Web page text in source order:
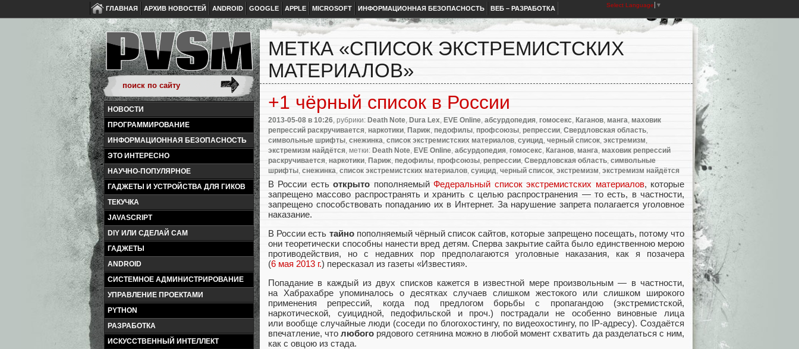
ГЛАВНАЯ АРХИВ НОВОСТЕЙ ANDROID GOOGLE APPLE MICROSOFT ИНФОРМАЦИОННАЯ БЕЗОПАСНОСТЬ ВЕБ – РАЗРАБОТКА Select Language ▼
НОВОСТИ
ПРОГРАММИРОВАНИЕ
ИНФОРМАЦИОННАЯ БЕЗОПАСНОСТЬ
ЭТО ИНТЕРЕСНО
НАУЧНО-ПОПУЛЯРНОЕ
ГАДЖЕТЫ И УСТРОЙСТВА ДЛЯ ГИКОВ
ТЕКУЧКА
JAVASCRIPT
DIY ИЛИ СДЕЛАЙ САМ
ГАДЖЕТЫ
ANDROID
СИСТЕМНОЕ АДМИНИСТРИРОВАНИЕ
УПРАВЛЕНИЕ ПРОЕКТАМИ
PYTHON
РАЗРАБОТКА
ИСКУССТВЕННЫЙ ИНТЕЛЛЕКТ
МЕТКА «СПИСОК ЭКСТРЕМИСТСКИХ
МАТЕРИАЛОВ»
+1 чёрный список в России
2013-05-08 в 10:26, рубрики: Death Note, Dura Lex, EVE Online, абсурдопедия, гомосекс, Каганов, манга, маховик
репрессий раскручивается, наркотики, Париж, педофилы, профсоюзы, репрессии, Свердловская область,
символьные шрифты, снежинка, список экстремистских материалов, суицид, черный список, экстремизм,
экстремизм найдётся, метки: Death Note, EVE Online, абсурдопедия, гомосекс, Каганов, манга, маховик репрессий
раскручивается, наркотики, Париж, педофилы, профсоюзы, репрессии, Свердловская область, символьные
шрифты, снежинка, список экстремистских материалов, суицид, черный список, экстремизм, экстремизм найдётся
В России естьоткрыто пополняемыйФедеральный список экстремистских материалов, которые
запрещено массово распространять и хранить с целью распространения — то есть, в частности,
запрещено способствовать попаданию их в Интернет. За нарушение запрета полагается уголовное
наказание.
В России есть тайнопополняемый чёрный список сайтов, которые запрещено посещать, потому что
они теоретически способны нанести вред детям. Сперва закрытие сайта было единственною мерою
противодействия, но с недавних пор предполагаются уголовные наказания, как я позачера
(6 мая 2013 г.) пересказал из газеты «Известия».
Попадание в каждый из двух списков кажется в известной мере произвольным — в частности,
на Хабрахабре упоминалось о десятках случаев слишком жестокого или слишком широкого
применения репрессий, когда под предлогом борьбы с пропагандою (экстремистской,
наркотической, суицидной, педофильской и проч.) пострадали не особенно виновные лица
или вообще случайные люди (соседи по блогохостингу, по видеохостингу, по IP-адресу). Создаётся
впечатление, чтолюбого рядового сетянина можно в любой момент схватить да разделаться с ним,
как с овцою из стада.